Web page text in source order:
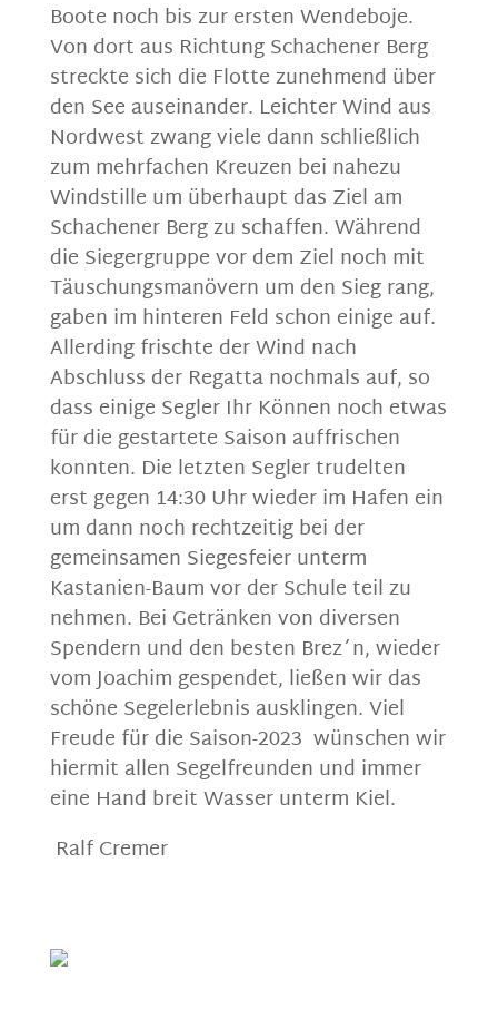
Boote noch bis zur ersten Wendeboje.
Von dort aus Richtung Schachener Berg
streckte sich die Flotte zunehmend über
den See auseinander. Leichter Wind aus
Nordwest zwang viele dann schließlich
zum mehrfachen Kreuzen bei nahezu
Windstille um überhaupt das Ziel am
Schachener Berg zu schaffen. Während
die Siegergruppe vor dem Ziel noch mit
Täuschungsmanövern um den Sieg rang,
gaben im hinteren Feld schon einige auf.
Allerding frischte der Wind nach
Abschluss der Regatta nochmals auf, so
dass einige Segler Ihr Können noch etwas
für die gestartete Saison auffrischen
konnten. Die letzten Segler trudelten
erst gegen 14:30 Uhr wieder im Hafen ein
um dann noch rechtzeitig bei der
gemeinsamen Siegesfeier unterm
Kastanien-Baum vor der Schule teil zu
nehmen. Bei Getränken von diversen
Spendern und den besten Brez´n, wieder
vom Joachim gespendet, ließen wir das
schöne Segelerlebnis ausklingen. Viel
Freude für die Saison-2023 wünschen wir
hiermit allen Segelfreunden und immer
eine Hand breit Wasser unterm Kiel.
Ralf Cremer